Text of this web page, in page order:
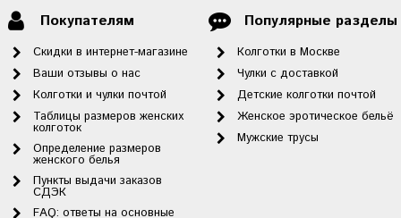
Покупателям
Скидки в интернет-магазине
Ваши отзывы о нас
Колготки и чулки почтой
Таблицы размеров женских
колготок
Определение размеров
женского белья
Пункты выдачи заказов
СДЭК
FAQ: ответы на основные
Популярные разделы
Колготки в Москве
Чулки с доставкой
Детские колготки почтой
Женское эротическое бельё
Мужские трусы